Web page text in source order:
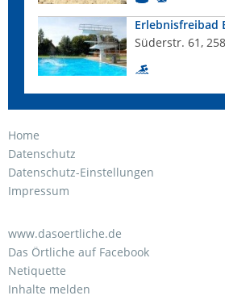
Erlebnisfreibad
Süderstr. 61,
Home
Datenschutz
Datenschutz-Einstellungen
Impressum
www.dasoertliche.de
Das Örtliche auf Facebook
Netiquette
Inhalte melden